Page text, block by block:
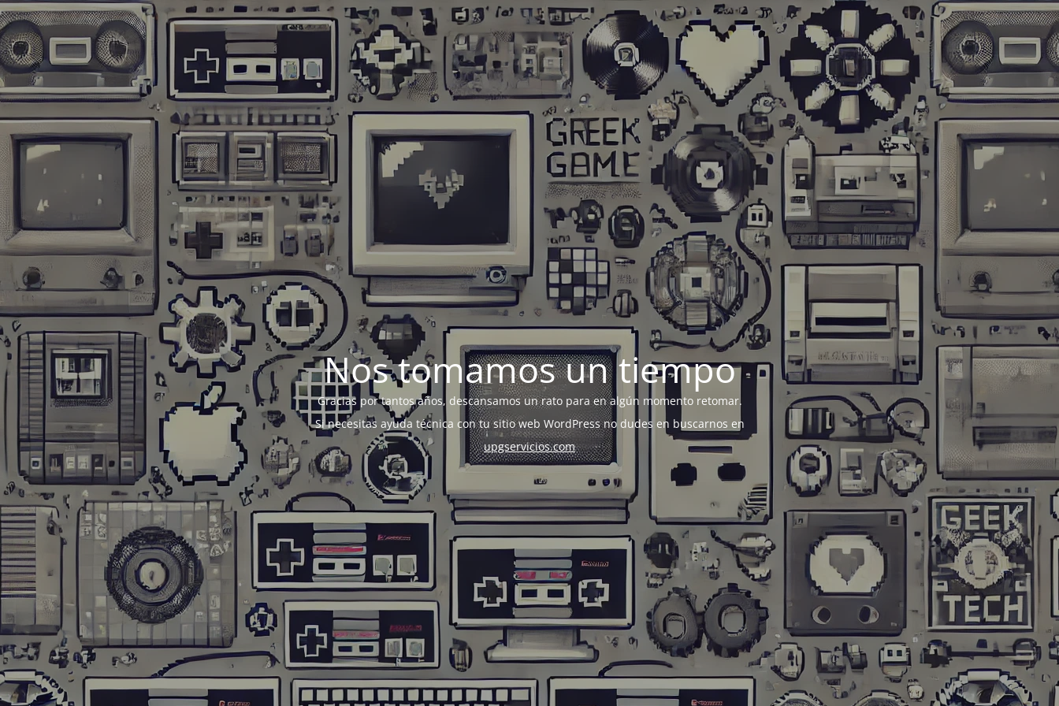
Nos tomamos un tiempo
Gracias por tantos años, descansamos un rato para en algún momento retomar.
Si necesitas ayuda técnica con tu sitio web WordPress no dudes en buscarnos en
upgservicios.com